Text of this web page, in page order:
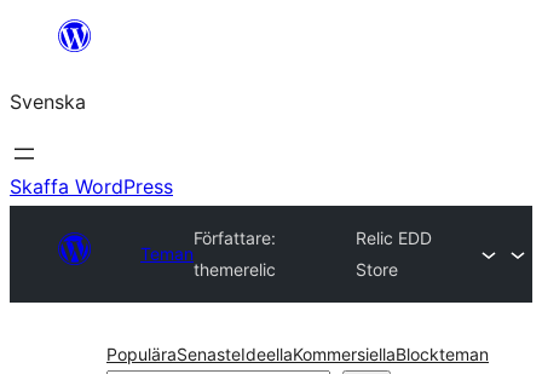
Hoppa
innehåll
Svenska
Skaffa WordPress
Teman
Författare:
themerelic
Relic EDD
Store
PopuläraSenasteIdeellaKommersiellaBlockteman